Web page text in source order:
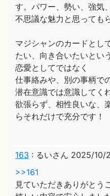
す。パワー、勢い、強気
不思議な魅力と思っても
マジシャンのカードとし
たい、向き合いたいとい
恋愛としてではなく
仕事絡みや、別の事柄で
潜在意識では意識してく
欲張らず、相性良いな、
らそれだけで充分です！
163 : るいさん 2025/10/
>>161
見ていただきありがとう